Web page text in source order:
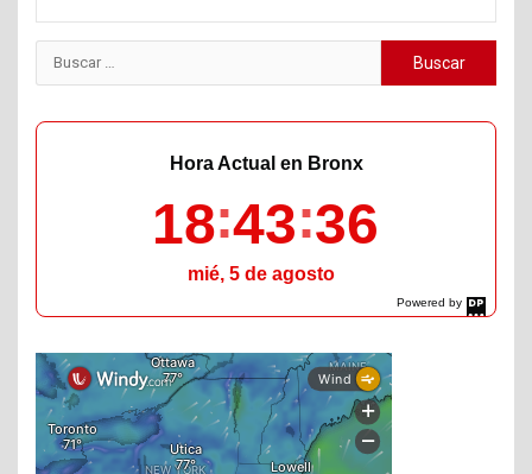
Buscar:
Powered by
DaysPedia.com
Hora Actual en Bronx
18 43 37
mié, 5 de agosto